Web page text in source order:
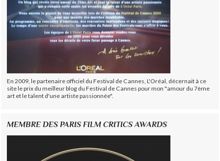
En 2009, le partenaire officiel du Festival de Cannes, L'Oréal, décernait à ce
site le prix du meilleur blog du Festival de Cannes pour mon "amour du 7ème
art et le talent d'une artiste passionnée".
MEMBRE DES PARIS FILM CRITICS AWARDS